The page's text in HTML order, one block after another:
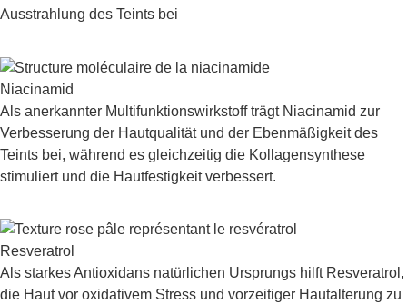
Ausstrahlung des Teints bei
Niacinamid
Als anerkannter Multifunktionswirkstoff trägt Niacinamid zur
Verbesserung der Hautqualität und der Ebenmäßigkeit des
Teints bei, während es gleichzeitig die Kollagensynthese
stimuliert und die Hautfestigkeit verbessert.
Resveratrol
Als starkes Antioxidans natürlichen Ursprungs hilft Resveratrol,
die Haut vor oxidativem Stress und vorzeitiger Hautalterung zu